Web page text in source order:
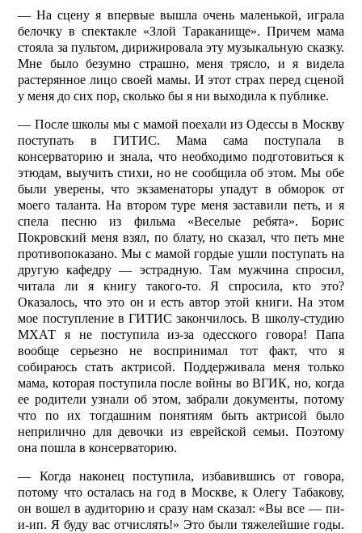
— На сцену я впервые вышла очень маленькой, играла
белочку в спектакле «Злой Тараканище». Причем мама
стояла за пультом, дирижировала эту музыкальную сказку.
Мне было безумно страшно, меня тряс­ло, и я видела
растерянное лицо своей мамы. И этот страх перед сценой
у меня до сих пор, сколько бы я ни выходила к публике.
— После школы мы с мамой поехали из Одессы в Москву
поступать в ГИТИС. Мама сама поступала в
консерваторию и знала, что необходимо подготовиться к
этюдам, выучить стихи, но не сообщила об этом. Мы обе
были уверены, что экзаменаторы упадут в обморок от
моего таланта. На втором туре меня заставили петь, и я
спела песню из фильма «Веселые ребята». Борис
Покровский меня взял, по блату, но сказал, что петь мне
противопоказано. Мы с мамой гордые ушли поступать на
другую кафедру — эстрадную. Там мужчина спросил,
читала ли я книгу такого-то. Я спросила, кто это?
Оказалось, что это он и есть автор этой книги. На этом
мое поступление в ГИТИС закончилось. В школу-студию
МХАТ я не поступила из-за одесского говора! Папа
вообще серьезно не воспринимал тот факт, что я
собираюсь стать актрисой. Поддерживала меня только
мама, которая поступила после войны во ВГИК, но, когда
ее родители узнали об этом, забрали документы, потому
что по их тогдашним понятиям быть актрисой было
неприлично для девочки из еврейской семьи. Поэтому
она пошла в консерваторию.
— Когда наконец поступила, избавившись от говора,
потому что осталась на год в Москве, к Олегу Табакову,
он вошел в аудиторию и сразу нам сказал: «Вы все — пи-
и-ип. Я буду вас отчис­лять!» Это были тяжелейшие годы.